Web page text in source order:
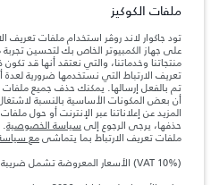
المعلومات والمواصفات والأسعار والألوان
آخر، كما أنّها قد تتغير بدون إشعار مسبق. الرجاء
والتحقق من الأسعار.
ملاحظة مهمة حول الصور والمواصفات.إن
في مواصفات تصميم السيارات وتوفر الخيارات
للغاية، ونتيجة لذلك، قد لا تمثّل الصور
بالكامل بالنسبة إلى الميزات والخيارات
سيتمكّن من تأكيد أي تقييدات حالية معك للسماح
الأرقام المقدمة هي نتيجة لاختبارات المصنع
يتباين استهلك الوقود الفعلي للمركبة عن ذلك
الأرقام بغرض المقارنة فحسب.
ملفات الكوكيز
تود جاكوار لاند روڤر استخدام ملفات تعريف
على جهاز الكمبيوتر الخاص بك لتحسين تجربة
منتجاتنا وخدماتنا، والتي نعتقد أنها قد
تعريف الارتباط التي نستخدمها ضرورية
تم بالفعل إرسالها. يمكنك حذف جميع ملفات
أن بعض المكونات الأساسية بالنسبة
المزيد عن إعلاناتنا عبر الإنترنت أو حول
حذفها، يرجى الرجوع إلى سياسة الخصوصية.
ملفات تعريف الارتباط بما يتماشىمع
(VAT 10%) الأسعار المعروضة تشمل ضريبة القيمة المضافة.